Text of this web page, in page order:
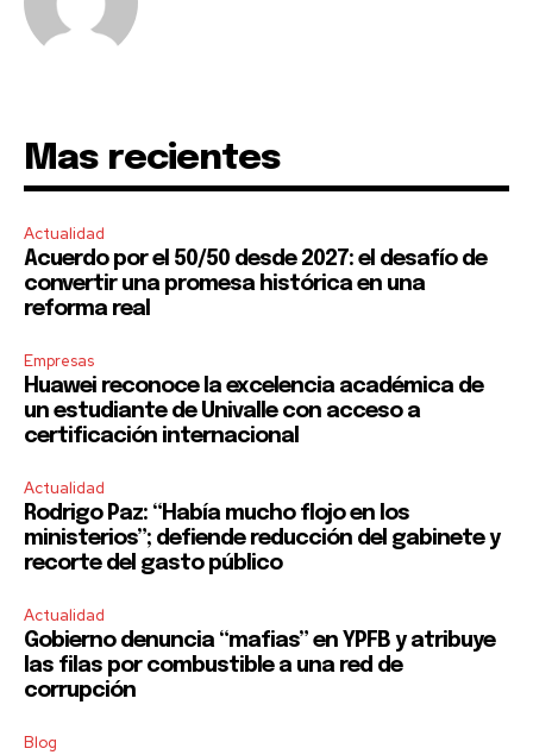
Mas recientes
Actualidad
Acuerdo por el 50/50 desde 2027: el desafío de
convertir una promesa histórica en una
reforma real
Empresas
Huawei reconoce la excelencia académica de
un estudiante de Univalle con acceso a
certificación internacional
Actualidad
Rodrigo Paz: “Había mucho flojo en los
ministerios”; defiende reducción del gabinete y
recorte del gasto público
Actualidad
Gobierno denuncia “mafias” en YPFB y atribuye
las filas por combustible a una red de
corrupción
Blog